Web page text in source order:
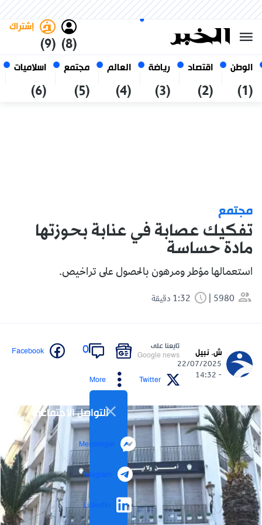
الوطن
(1)
اقتصاد
(2)
رياضة
(3)
العالم
(4)
مجتمع
(5)
اسلاميات
(6)
(8)
إشتراك
(9)
06 أغسطس 2026
الجزائر
مجتمع
تفكيك عصابة في عنابة بحوزتها
مادة حساسة
استعمالها مؤطر ومرهون بالحصول على تراخيص.
5980
ش. نبيل
22/07/2025
- 14:32
تابعنا على
Google news
0
Facebook
Twitter
More
التواصل الاجتماعي
Messenger
Telegram
LinkedIn